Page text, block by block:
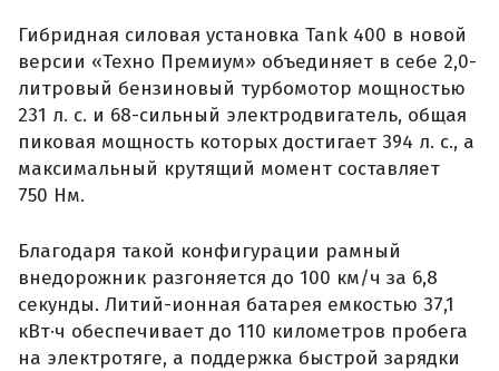
Гибридная силовая установка Tank 400 в новой
версии «Техно Премиум» объединяет в себе 2,0-
литровый бензиновый турбомотор мощностью
231 л. с. и 68-сильный электродвигатель, общая
пиковая мощность которых достигает 394 л. с., а
максимальный крутящий момент составляет
750 Нм.
Благодаря такой конфигурации рамный
внедорожник разгоняется до 100 км/ч за 6,8
секунды. Литий-ионная батарея емкостью 37,1
кВт·ч обеспечивает до 110 километров пробега
на электротяге, а поддержка быстрой зарядки